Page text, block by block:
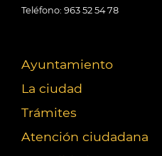
Teléfono: 963 52 54 78
Ayuntamiento
La ciudad
Trámites
Atención ciudadana